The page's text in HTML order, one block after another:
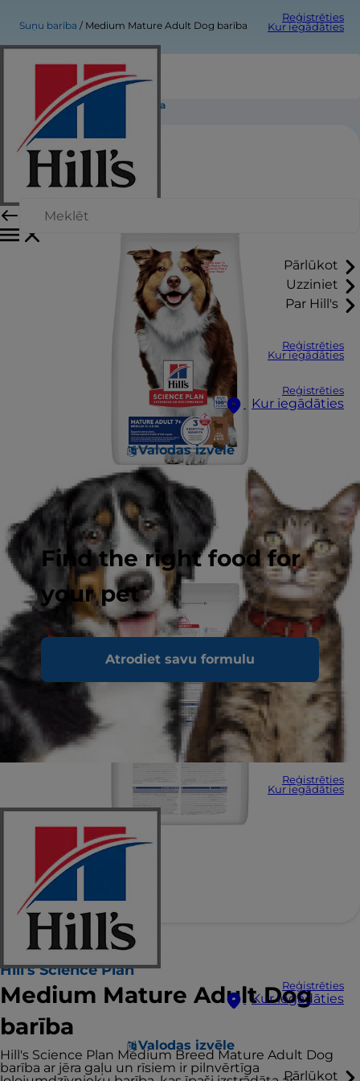
Reģistrēties
Kur iegādāties
Pārlūkot
Uzziniet
Par Hill's
Reģistrēties
Kur iegādāties
Reģistrēties
Kur iegādāties
Valodas izvēle
Find the right food for
your pet
Atrodiet savu formulu
Reģistrēties
Kur iegādāties
Reģistrēties
Kur iegādāties
Valodas izvēle
Pārlūkot
Suņu barība Medium Mature Adult Dog barība
Medium Mature Adult Dog barība
Hill's Science Plan
Medium Mature Adult Dog
barība
Hill's Science Plan Medium Breed Mature Adult Dog
barība ar jēra gaļu un rīsiem ir pilnvērtīga